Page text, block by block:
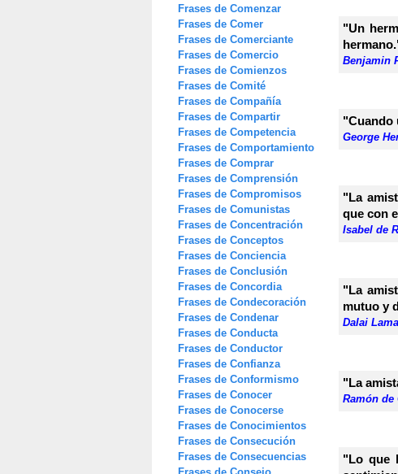
Frases de Comenzar
Frases de Comer
Frases de Comerciante
Frases de Comercio
Frases de Comienzos
Frases de Comité
Frases de Compañía
Frases de Compartir
Frases de Competencia
Frases de Comportamiento
Frases de Comprar
Frases de Comprensión
Frases de Compromisos
Frases de Comunistas
Frases de Concentración
Frases de Conceptos
Frases de Conciencia
Frases de Conclusión
Frases de Concordia
Frases de Condecoración
Frases de Condenar
Frases de Conducta
Frases de Conductor
Frases de Confianza
Frases de Conformismo
Frases de Conocer
Frases de Conocerse
Frases de Conocimientos
Frases de Consecución
Frases de Consecuencias
"Un
Benjamin
"Cuando
George
"La
que con
Isabel de
"La
mutuo y
Dalai Lama
"La
Ramón de
"Lo que